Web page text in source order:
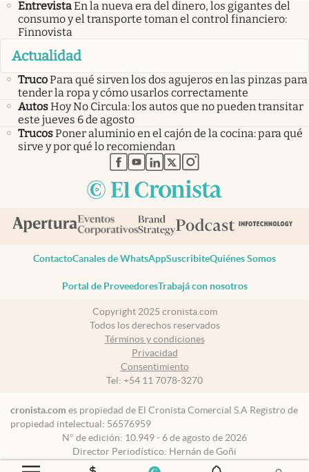
EntrevistaEn la nueva era del dinero, los gigantes del
consumo y el transporte toman el control financiero:
Finnovista
Actualidad
TrucoPara qué sirven los dos agujeros en las pinzas para
tender la ropa y cómo usarlos correctamente
AutosHoy No Circula: los autos que no pueden transitar
este jueves 6 de agosto
TrucosPoner aluminio en el cajón de la cocina: para qué
sirve y por qué lo recomiendan
abre en nueva pestaña
abre en nueva pestaña
abre en nueva pestaña
abre en nueva pestaña
abre en nueva pestaña
ContactoCanales de WhatsAppSuscribiteQuiénes Somos
Portal de ProveedoresTrabajá con nosotros
Copyright 2025 cronista.com
Todos los derechos reservados
Términos y condiciones
Privacidad
Consentimiento
Tel: +54 11 7078-3270
cronista.com es propiedad de El Cronista Comercial S.A Registro de
propiedad intelectual: 56576959
N° de edición: 10.949 - 6 de agosto de 2026
Director Periodístico: Hernán de Goñi